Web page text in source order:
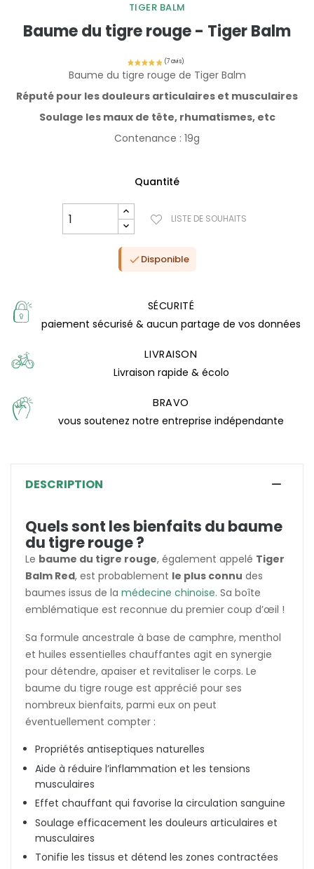
TIGER BALM
Baume du tigre rouge - Tiger Balm
Baume du tigre rouge de Tiger Balm
Réputé pour les douleurs articulaires et musculaires
Soulage les maux de tête, rhumatismes, etc
Contenance : 19g
Quantité
LISTE DE SOUHAITS
Disponible
SÉCURITÉ
paiement sécurisé & aucun partage de vos données
LIVRAISON
Livraison rapide & écolo
BRAVO
vous soutenez notre entreprise indépendante
DESCRIPTION
Quels sont les bienfaits du baume
du tigre rouge ?
Le baume du tigre rouge, également appelé Tiger
Balm Red, est probablement le plus connu des
baumes issus de la médecine chinoise. Sa boîte
emblématique est reconnue du premier coup d’œil !
Sa formule ancestrale à base de camphre, menthol
et huiles essentielles chauffantes agit en synergie
pour détendre, apaiser et revitaliser le corps. Le
baume du tigre rouge est apprécié pour ses
nombreux bienfaits, parmi eux on peut
éventuellement compter :
Propriétés antiseptiques naturelles
Aide à réduire l’inflammation et les tensions
musculaires
Effet chauffant qui favorise la circulation sanguine
Soulage efficacement les douleurs articulaires et
musculaires
Tonifie les tissus et détend les zones contractées